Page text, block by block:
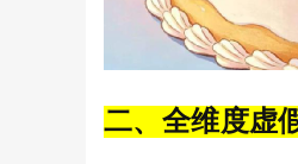
二、全维度虚